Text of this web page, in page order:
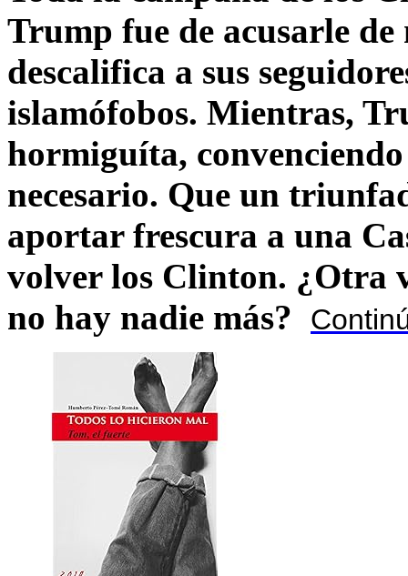
Trump fue de acusarle
descalifica a sus
islamófobos. Mientras,
hormiguíta,
necesario. Que un
aportar frescura a una
volver los Clinton. ¿Otra
no hay nadie más?